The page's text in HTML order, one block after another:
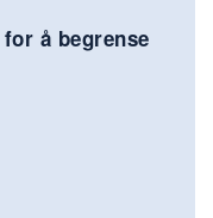
å begrense